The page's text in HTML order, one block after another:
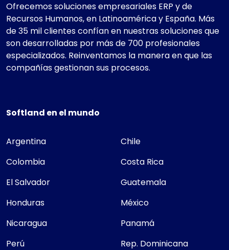
Ofrecemos soluciones empresariales ERP y de
Recursos Humanos, en Latinoamérica y España. Más
de 35 mil clientes confían en nuestras soluciones que
son desarrolladas por más de 700 profesionales
especializados. Reinventamos la manera en que las
compañías gestionan sus procesos.
Softland en el mundo
Argentina
Chile
Colombia
Costa Rica
El Salvador
Guatemala
Honduras
México
Nicaragua
Panamá
Perú
Rep. Dominicana